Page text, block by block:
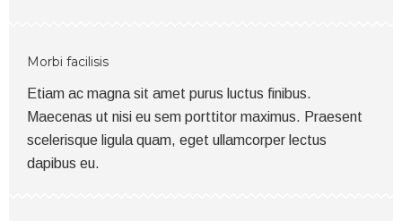
Morbi facilisis
Etiam ac magna sit amet purus luctus finibus.
Maecenas ut nisi eu sem porttitor maximus. Praesent
scelerisque ligula quam, eget ullamcorper lectus
dapibus eu.